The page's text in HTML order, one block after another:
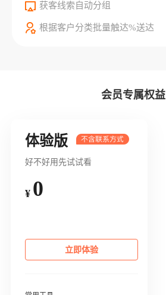
获客线索自动分组
根据客户分类批量触达%送达
会员专属权益
体验版
好不好用先试试看
¥ 0
立即体验